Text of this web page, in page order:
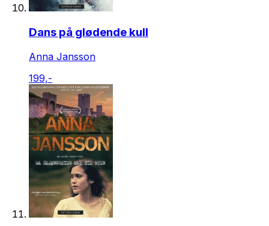
Dans på glødende kull
Anna Jansson
199,-